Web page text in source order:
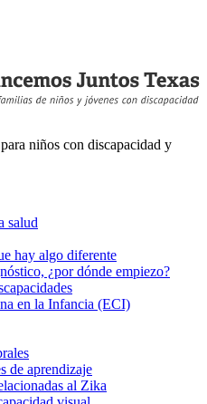
niños con discapacidad y
salud
hay algo diferente
¿por dónde empiezo?
en la Infancia (ECI)
de aprendizaje
al Zika